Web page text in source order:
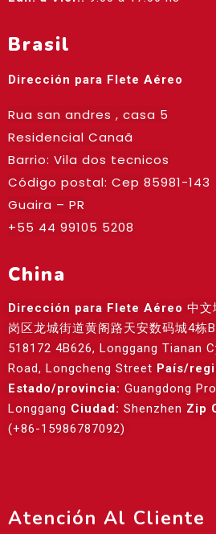
Brasil
Dirección para Flete Aéreo
Rua san andres , casa 5
Residencial Canaã
Barrio: Vila dos tecnicos
Código postal: Cep 85981-143
Guaira – PR
+55 44 99105 5208
China
Dirección para Flete Aéreo 中文
岗区龙城街道黄阁路天安数码城4栋
518172 4B626, Longgang Tianan
Road, Longcheng Street País/
Estado/provincia: Guangdong
Longgang Ciudad: Shenzhen Zip
(+86-15986787092)
Atención Al Cliente